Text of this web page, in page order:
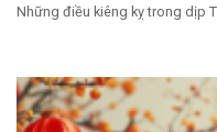
Những điều kiêng kỵ trong dịp